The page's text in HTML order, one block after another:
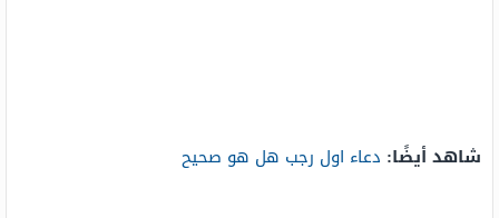
شاهد أيضًا: دعاء اول رجب هل هو صحيح